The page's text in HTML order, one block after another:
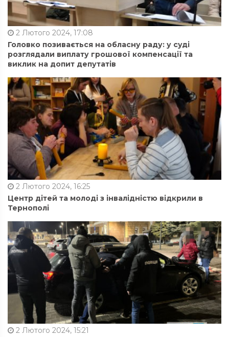
2 Лютого 2024, 17:08
Головко позивається на обласну раду: у суді
розглядали виплату грошової компенсації та
виклик на допит депутатів
2 Лютого 2024, 16:25
Центр дітей та молоді з інвалідністю відкрили в
Тернополі
2 Лютого 2024, 15:21